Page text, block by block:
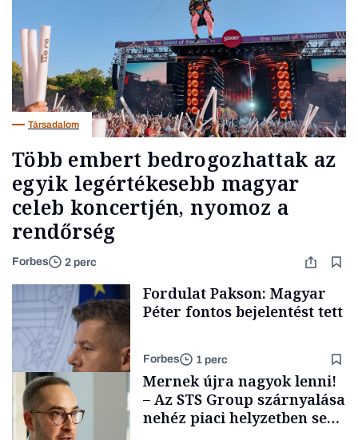
Társadalom
Több embert bedrogozhattak az
egyik legértékesebb magyar
celeb koncertjén, nyomoz a
rendőrség
Forbes 2 perc
Fordulat Pakson: Magyar
Péter fontos bejelentést tett
Forbes 1 perc
Mernek újra nagyok lenni!
– Az STS Group szárnyalása
nehéz piaci helyzetben sem